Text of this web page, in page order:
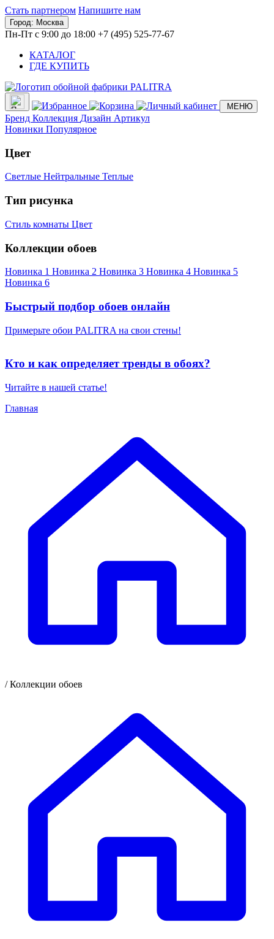
Стать партнером Напишите нам
Город: Москва
Пн-Пт с 9:00 до 18:00 +7 (495) 525-77-67
КАТАЛОГ
ГДЕ КУПИТЬ
МЕНЮ
Бренд Коллекция Дизайн Артикул
Новинки Популярное
Цвет
Светлые Нейтральные Теплые
Тип рисунка
Стиль комнаты Цвет
Коллекции обоев
Новинка 1 Новинка 2 Новинка 3 Новинка 4 Новинка 5
Новинка 6
Быстрый подбор обоев онлайн
Примерьте обои PALITRA на свои стены!
Кто и как определяет тренды в обоях?
Читайте в нашей статье!
Главная
/Коллекции обоев